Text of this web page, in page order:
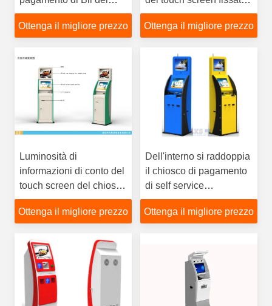
chiosco del centro
commerciale per carità
Ottenga il migliore prezzo
al muro con la cifratura
del cuscinetto di Pin
Ottenga il migliore prezzo
Luminosità di
informazioni di conto del
touch screen del chiosco
di pagamento di Bill di
self service 250cd/㎡
Ottenga il migliore prezzo
Dell'interno si raddoppia
il chiosco di pagamento
di self service
dell'esposizione
interattivo con il
Ottenga il migliore prezzo